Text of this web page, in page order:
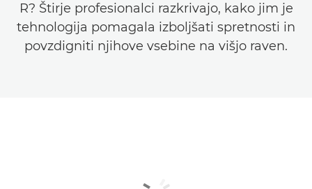
R? Štirje profesionalci razkrivajo, kako jim je
tehnologija pomagala izboljšati spretnosti in
povzdigniti njihove vsebine na višjo raven.